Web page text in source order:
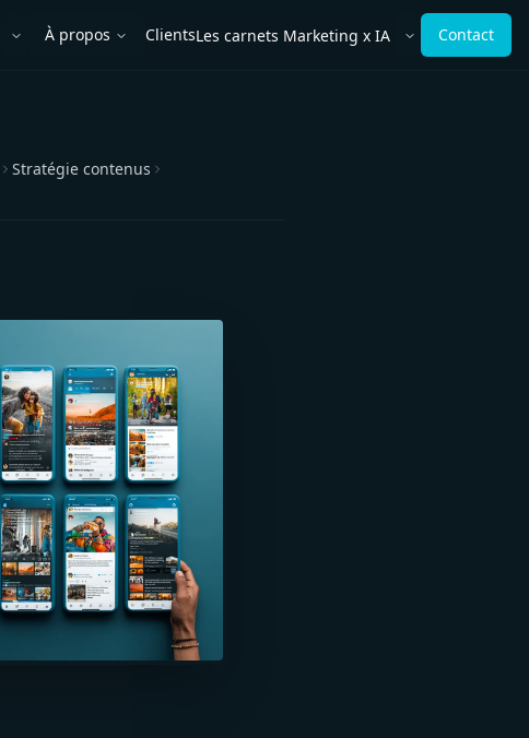
Ouvrir le menu
À propos ClientsLes carnets Marketing x IA Ouvrir le menu
Contact
Stratégie contenus